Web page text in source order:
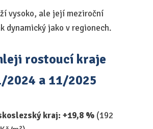
vysoko, ale její meziroční
dynamický jako v regionech.
rostoucí kraje
2024 a 11/2025
kraj: +19,8 %(192